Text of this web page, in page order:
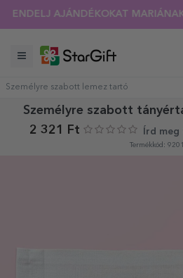
RENDELJ AJÁNDÉKOKAT
Személyre szabott lemez tartó
Személyre szabott
2 321 Ft
Írd
Termékkód: 9201